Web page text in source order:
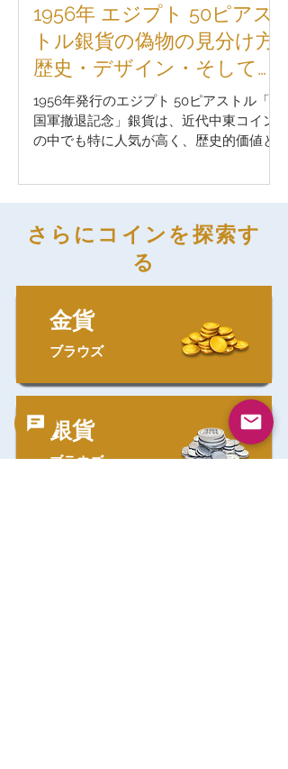
ルドヘッド” クラウンは1893年、ヴィク
トリア女王晩年の時代に導入されまし
た。 表面の肖像は彫刻家**Thomas
Brock（トーマス・ブロック）**によるも
クトリア女王が描かれています。 この肖
像は： 安定した統治 英国帝国の権威 国
家の継続性 を象徴していました。 裏面に
1956年 エジプト 50ピアス
トル銀貨の偽物の見分け方
歴史・デザイン・そして市
場に出回る偽造品の実例解
説
1956年発行のエジプト 50ピアストル「英
国軍撤退記念」銀貨は、近代中東コイン
の中でも特に人気が高く、歴史的価値と
（フェイクコイン）**が市場に出回り始
めています。 本記事では、 コインの歴史
的背景 デザインの魅力 実際の画像をもと
にした偽物の特徴 を詳しく解説し、購入
日、エジプトに駐留していたイギリス軍
は完全撤退しました。これはエジプトに
とって、長年続いた外国支配からの完全
な主権回復を意味します。 この歴史的瞬
間を記念して発行されたのが、この50ピ
アストル銀貨です。 発行時期は**エジプ
ト共和国初期（1953〜1958年）**であ
り、王政から共和制へ移行したばかりの
さらにコインを探索す
る
金貨
ブラウズ
銀貨
ブラウズ